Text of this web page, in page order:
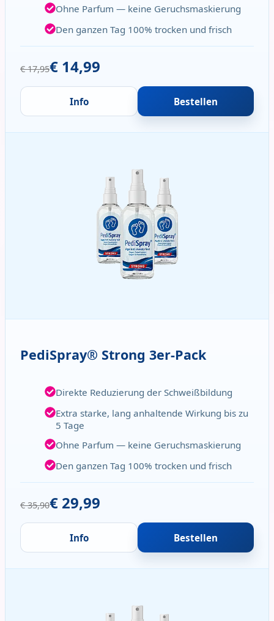
Ohne Parfum — keine Geruchsmaskierung
Den ganzen Tag 100% trocken und frisch
€ 17,95€ 14,99
Info Bestellen
PediSpray® Strong 3er-Pack
Direkte Reduzierung der Schweißbildung
Extra starke, lang anhaltende Wirkung bis zu
5 Tage
Ohne Parfum — keine Geruchsmaskierung
Den ganzen Tag 100% trocken und frisch
€ 35,90€ 29,99
Info Bestellen